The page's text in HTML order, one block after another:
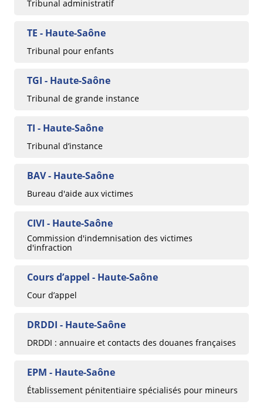
Tribunal administratif
TE - Haute-Saône
Tribunal pour enfants
TGI - Haute-Saône
Tribunal de grande instance
TI - Haute-Saône
Tribunal d’instance
BAV - Haute-Saône
Bureau d'aide aux victimes
CIVI - Haute-Saône
Commission d'indemnisation des victimes
d'infraction
Cours d’appel - Haute-Saône
Cour d’appel
DRDDI - Haute-Saône
DRDDI : annuaire et contacts des douanes françaises
EPM - Haute-Saône
Établissement pénitentiaire spécialisés pour mineurs